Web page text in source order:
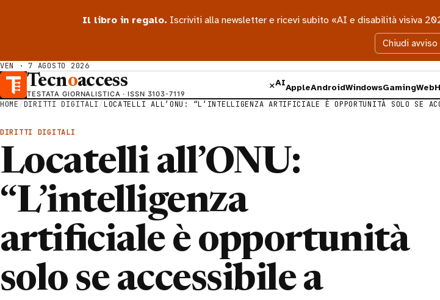
Il libro in regalo. Iscriviti alla newsletter e ricevi subito «AI e disabilità visiva
Chiudi avviso
VEN · 7 AGOSTO 2026
Tecnoaccess
TESTATA GIORNALISTICA · ISSN 3103-7119
×AIAppleAndroidWindowsGamingWeb
HOME/DIRITTI DIGITALI/LOCATELLI ALL’ONU: “L’INTELLIGENZA ARTIFICIALE È OPPORTUNITÀ SOLO SE
DIRITTI DIGITALI
Locatelli all’ONU:
“L’intelligenza
artificiale è opportunità
solo se accessibile a